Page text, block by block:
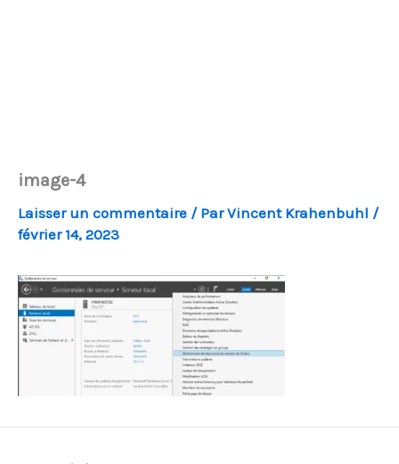
image-4
Laisser un commentaire / ParVincent Krahenbuhl /
février 14, 2023